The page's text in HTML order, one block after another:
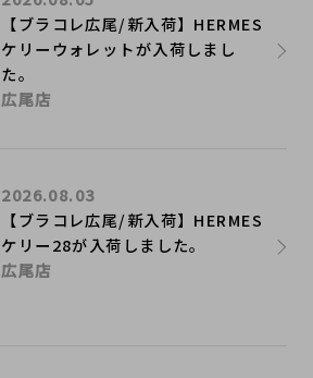
【ブラコレ広尾/新入荷】HERMES
ケリーウォレットが入荷しまし
た。
広尾店
【ブラコレ広尾/新入荷】HERMES
ケリー28が入荷しました。
2026.08.03
広尾店